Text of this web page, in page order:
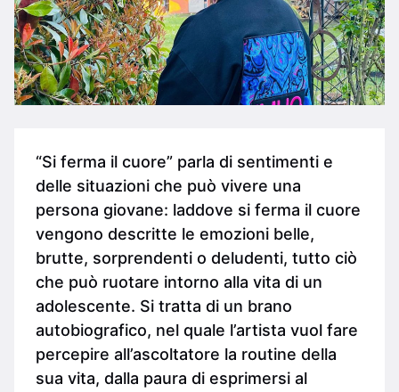
“Si ferma il cuore” parla di sentimenti e
delle situazioni che può vivere una
persona giovane: laddove si ferma il cuore
vengono descritte le emozioni belle,
brutte, sorprendenti o deludenti, tutto ciò
che può ruotare intorno alla vita di un
adolescente. Si tratta di un brano
autobiografico, nel quale l’artista vuol fare
percepire all’ascoltatore la routine della
sua vita, dalla paura di esprimersi al